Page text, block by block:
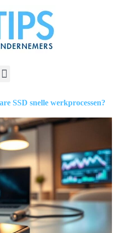
SSD snelle werkprocessen?